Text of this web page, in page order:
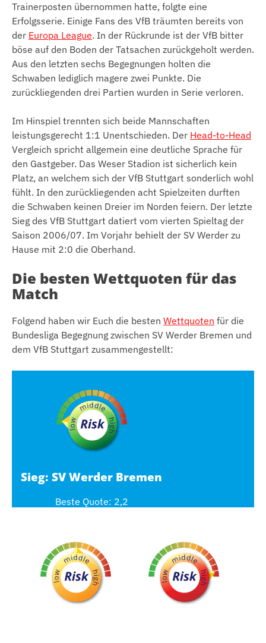
Trainerposten übernommen hatte, folgte eine
Erfolgsserie. Einige Fans des VfB träumten bereits von
der Europa League. In der Rückrunde ist der VfB bitter
böse auf den Boden der Tatsachen zurückgeholt werden.
Aus den letzten sechs Begegnungen holten die
Schwaben lediglich magere zwei Punkte. Die
zurückliegenden drei Partien wurden in Serie verloren.
Im Hinspiel trennten sich beide Mannschaften
leistungsgerecht 1:1 Unentschieden. Der Head-to-Head
Vergleich spricht allgemein eine deutliche Sprache für
den Gastgeber. Das Weser Stadion ist sicherlich kein
Platz, an welchem sich der VfB Stuttgart sonderlich wohl
fühlt. In den zurückliegenden acht Spielzeiten durften
die Schwaben keinen Dreier im Norden feiern. Der letzte
Sieg des VfB Stuttgart datiert vom vierten Spieltag der
Saison 2006/07. Im Vorjahr behielt der SV Werder zu
Hause mit 2:0 die Oberhand.
Die besten Wettquoten für das
Match
Folgend haben wir Euch die besten Wettquoten für die
Bundesliga Begegnung zwischen SV Werder Bremen und
dem VfB Stuttgart zusammengestellt:
Sieg: SV Werder Bremen
Beste Quote: 2,2